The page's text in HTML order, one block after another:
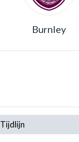
Burnley
Tijdlijn